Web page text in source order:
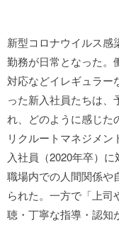
新型コロナウイルス感
勤務が日常となった。
対応などイレギュラー
った新入社員たちは、
れ、どのように感じた
リクルートマネジメ
入社員（2020年卒）に
職場内での人間関係や
られた。一方で「上司
聴・丁寧な指導・認知